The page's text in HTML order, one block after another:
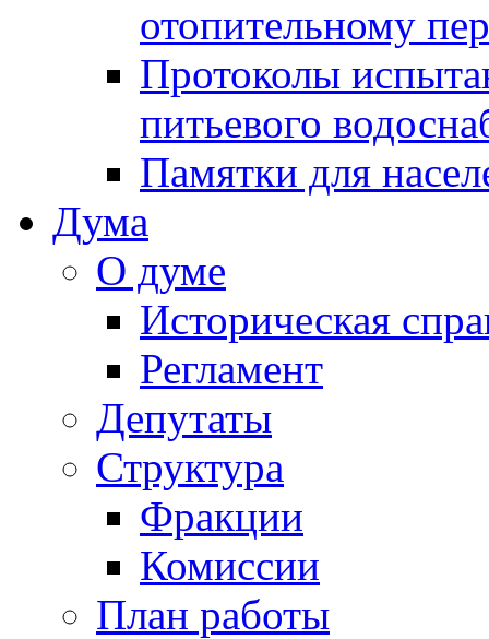
отопительному
Протоколы
питьевого
Памятки для
Дума
О думе
Историческая
Регламент
Депутаты
Структура
Фракции
Комиссии
План работы